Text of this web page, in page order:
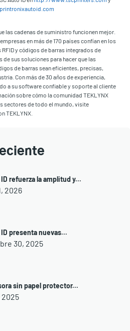
las cadenas de suministro funcionen mejor.
en más de 170 países confían en los
y códigos de barras integrados de
de sus soluciones para hacer que las
de barras sean eficientes, precisas,
Con más de 30 años de experiencia,
a su software confiable y soporte al cliente
sobre cómo la comunidad TEKLYNX
sectores de todo el mundo, visite
TEKLYNX.
refuerza la amplitud y...
2026
presenta nuevas...
30, 2025
sin papel protector...